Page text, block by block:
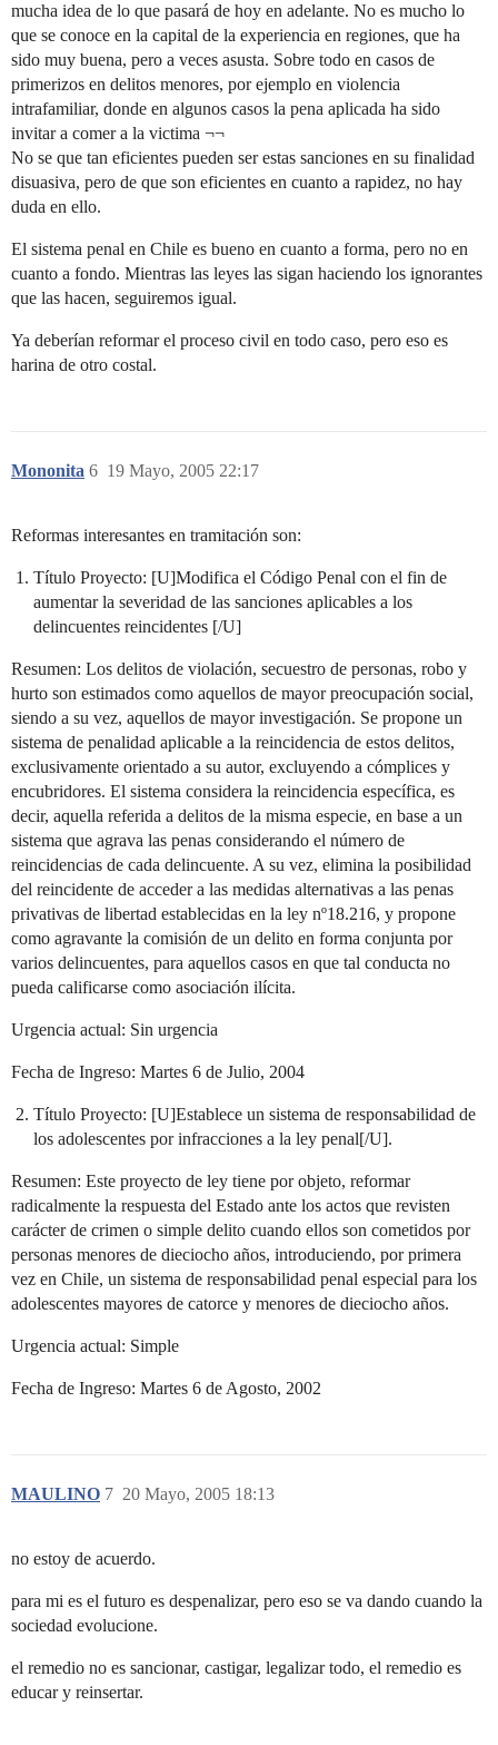
mucha idea de lo que pasará de hoy en adelante. No es mucho lo
que se conoce en la capital de la experiencia en regiones, que ha
sido muy buena, pero a veces asusta. Sobre todo en casos de
primerizos en delitos menores, por ejemplo en violencia
intrafamiliar, donde en algunos casos la pena aplicada ha sido
invitar a comer a la victima ¬¬
No se que tan eficientes pueden ser estas sanciones en su finalidad
disuasiva, pero de que son eficientes en cuanto a rapidez, no hay
duda en ello.
El sistema penal en Chile es bueno en cuanto a forma, pero no en
cuanto a fondo. Mientras las leyes las sigan haciendo los ignorantes
que las hacen, seguiremos igual.
Ya deberían reformar el proceso civil en todo caso, pero eso es
harina de otro costal.
Mononita 19 Mayo, 2005 22:17
6
Reformas interesantes en tramitación son:
Título Proyecto: [U]Modifica el Código Penal con el fin de
aumentar la severidad de las sanciones aplicables a los
delincuentes reincidentes [/U]
Resumen: Los delitos de violación, secuestro de personas, robo y
hurto son estimados como aquellos de mayor preocupación social,
siendo a su vez, aquellos de mayor investigación. Se propone un
sistema de penalidad aplicable a la reincidencia de estos delitos,
exclusivamente orientado a su autor, excluyendo a cómplices y
encubridores. El sistema considera la reincidencia específica, es
decir, aquella referida a delitos de la misma especie, en base a un
sistema que agrava las penas considerando el número de
reincidencias de cada delincuente. A su vez, elimina la posibilidad
del reincidente de acceder a las medidas alternativas a las penas
privativas de libertad establecidas en la ley nº18.216, y propone
como agravante la comisión de un delito en forma conjunta por
varios delincuentes, para aquellos casos en que tal conducta no
pueda calificarse como asociación ilícita.
Urgencia actual: Sin urgencia
Fecha de Ingreso: Martes 6 de Julio, 2004
Título Proyecto: [U]Establece un sistema de responsabilidad de
los adolescentes por infracciones a la ley penal[/U].
Resumen: Este proyecto de ley tiene por objeto, reformar
radicalmente la respuesta del Estado ante los actos que revisten
carácter de crimen o simple delito cuando ellos son cometidos por
personas menores de dieciocho años, introduciendo, por primera
vez en Chile, un sistema de responsabilidad penal especial para los
adolescentes mayores de catorce y menores de dieciocho años.
Urgencia actual: Simple
Fecha de Ingreso: Martes 6 de Agosto, 2002
MAULINO 20 Mayo, 2005 18:13
7
no estoy de acuerdo.
para mi es el futuro es despenalizar, pero eso se va dando cuando la
sociedad evolucione.
el remedio no es sancionar, castigar, legalizar todo, el remedio es
educar y reinsertar.